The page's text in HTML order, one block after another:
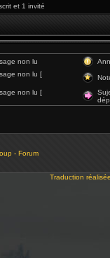
et 1 invité
non lu
non lu [
non lu [
- Forum
Traduction